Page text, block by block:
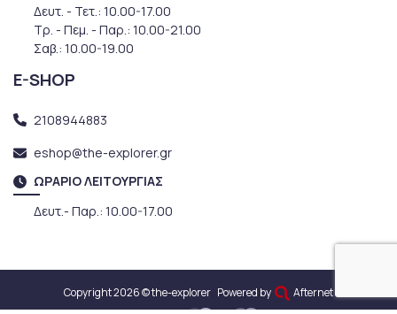
Δευτ. - Τετ.: 10.00-17.00
Τρ. - Πεμ. - Παρ.: 10.00-21.00
Σαβ.: 10.00-19.00
E-SHOP
2108944883
eshop@the-explorer.gr
ΩΡΑΡΙΟ ΛΕΙΤΟΥΡΓΙΑΣ
Δευτ.- Παρ.: 10.00-17.00
Copyright 2026 © the-explorer Powered by Afternet